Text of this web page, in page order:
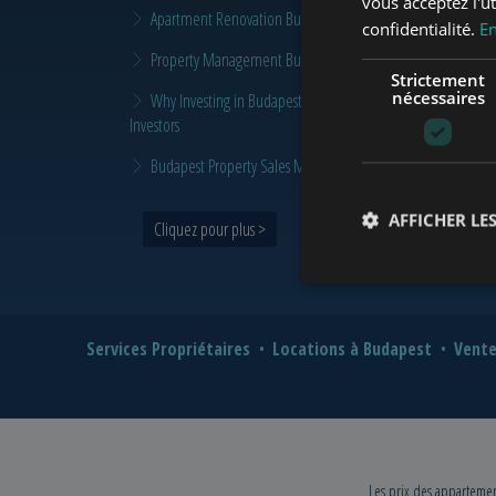
Apartment Renovation Budapest: How to Plan a Smarter
Property Management Budapest: When Does It Make
Why Investing in Budapest Real Estate is a Smart Move in
Investors
Budapest Property Sales Market in 2026 | Seller & Buyer
Cliquez pour plus >
Services Propriétaires Locations à Budapest
Les prix des
confidentialité.
Strictement
nécessaires
AFFICHER